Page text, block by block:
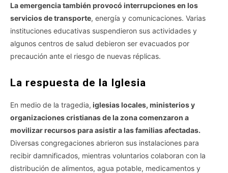
La emergencia también provocó interrupciones en los
servicios de transporte, energía y comunicaciones. Varias
instituciones educativas suspendieron sus actividades y
algunos centros de salud debieron ser evacuados por
precaución ante el riesgo de nuevas réplicas.
La respuesta de la Iglesia
En medio de la tragedia, iglesias locales, ministerios y
organizaciones cristianas de la zona comenzaron a
movilizar recursos para asistir a las familias afectadas.
Diversas congregaciones abrieron sus instalaciones para
recibir damnificados, mientras voluntarios colaboran con la
distribución de alimentos, agua potable, medicamentos y